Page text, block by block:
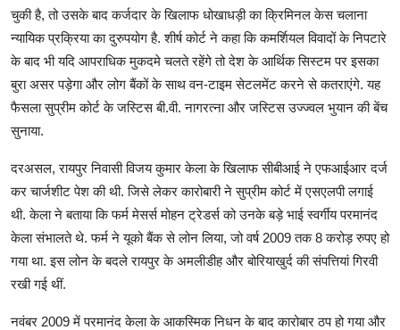
चुकी है, तो उसके बाद कर्जदार के खिलाफ धोखाधड़ी का क्रिमिनल केस चलाना
न्यायिक प्रक्रिया का दुरुपयोग है. शीर्ष कोर्ट ने कहा कि कमर्शियल विवादों के निपटारे
के बाद भी यदि आपराधिक मुकदमे चलते रहेंगे तो देश के आर्थिक सिस्टम पर इसका
बुरा असर पड़ेगा और लोग बैंकों के साथ वन-टाइम सेटलमेंट करने से कतराएंगे. यह
फैसला सुप्रीम कोर्ट के जस्टिस बी.वी. नागरत्ना और जस्टिस उज्ज्वल भुयान की बेंच
सुनाया.
दरअसल, रायपुर निवासी विजय कुमार केला के खिलाफ सीबीआई ने एफआईआर दर्ज
कर चार्जशीट पेश की थी. जिसे लेकर कारोबारी ने सुप्रीम कोर्ट में एसएलपी लगाई
थी. केला ने बताया कि फर्म मेसर्स मोहन ट्रेडर्स को उनके बड़े भाई स्वर्गीय परमानंद
केला संभालते थे. फर्म ने यूको बैंक से लोन लिया, जो वर्ष 2009 तक 8 करोड़ रुपए हो
गया था. इस लोन के बदले रायपुर के अमलीडीह और बोरियाखुर्द की संपत्तियां गिरवी
रखी गई थीं.
नवंबर 2009 में परमानंद केला के आकस्मिक निधन के बाद कारोबार ठप हो गया और